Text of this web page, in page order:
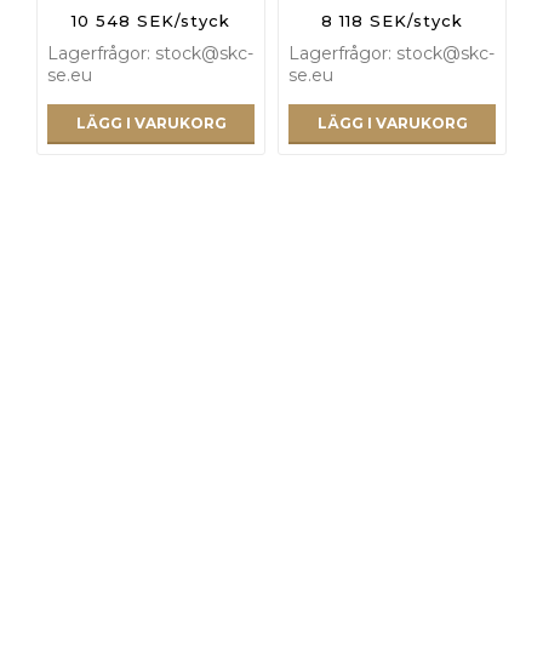
10 548 SEK/styck
Lagerfrågor: stock@skc-
se.eu
LÄGG I VARUKORG
8 118 SEK/styck
Lagerfrågor: stock@skc-
se.eu
LÄGG I VARUKORG